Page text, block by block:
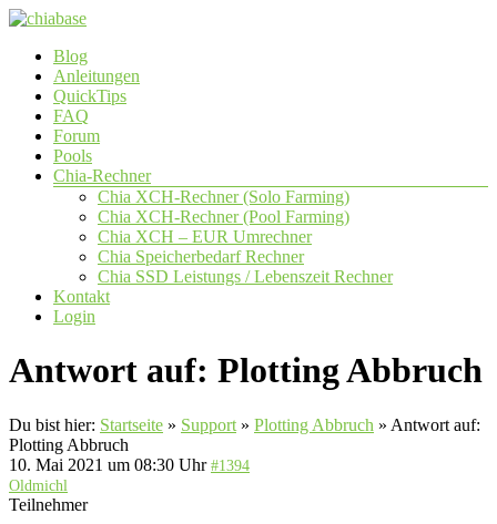
Zum
springen
chiabase
CHIA
Info-
Community
Seite
Menü
Blog
Anleitungen
QuickTips
FAQ
Forum
Pools
Chia-Rechner
Chia XCH-Rechner (Solo Farming)
Chia XCH-Rechner (Pool Farming)
Chia XCH – EUR Umrechner
Chia Speicherbedarf Rechner
Chia SSD Leistungs / Lebenszeit Rechner
Kontakt
Login
Antwort auf: Plotting Abbruch
Du bist hier: Startseite » Support » Plotting Abbruch » Antwort auf:
Plotting Abbruch
10. Mai 2021 um 08:30 Uhr #1394
Oldmichl
Teilnehmer